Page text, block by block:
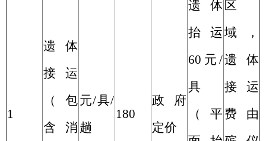
1
遗体
接运
（包
含消
元/具/
趟
180
政府
定价
遗体
抬运
60 元 /
具
（平
区
域，
遗体
接运
费由